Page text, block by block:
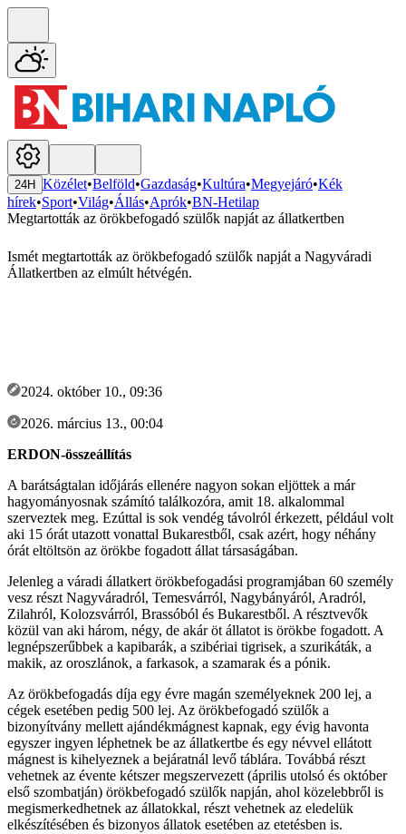
24H Közélet•Belföld•Gazdaság•Kultúra•Megyejáró•Kék
hírek•Sport•Világ•Állás•Aprók•BN-Hetilap
Megtartották az örökbefogadó szülők napját az állatkertben
Ismét megtartották az örökbefogadó szülők napját a Nagyváradi
Állatkertben az elmúlt hétvégén.
2024. október 10., 09:36
2026. március 13., 00:04
ERDON-összeállítás
A barátságtalan időjárás ellenére nagyon sokan eljöttek a már
hagyományosnak számító találkozóra, amit 18. alkalommal
szerveztek meg. Ezúttal is sok vendég távolról érkezett, például volt
aki 15 órát utazott vonattal Bukarestből, csak azért, hogy néhány
órát eltöltsön az örökbe fogadott állat társaságában.
Jelenleg a váradi állatkert örökbefogadási programjában 60 személy
vesz részt Nagyváradról, Temesvárról, Nagybányáról, Aradról,
Zilahról, Kolozsvárról, Brassóból és Bukarestből. A résztvevők
közül van aki három, négy, de akár öt állatot is örökbe fogadott. A
legnépszerűbbek a kapibarák, a szibériai tigrisek, a szurikáták, a
makik, az oroszlánok, a farkasok, a szamarak és a pónik.
Az örökbefogadás díja egy évre magán személyeknek 200 lej, a
cégek esetében pedig 500 lej. Az örökbefogadó szülők a
bizonyítvány mellett ajándékmágnest kapnak, egy évig havonta
egyszer ingyen léphetnek be az állatkertbe és egy névvel ellátott
mágnest is kihelyeznek a bejáratnál levő táblára. Továbbá részt
vehetnek az évente kétszer megszervezett (április utolsó és október
első szombatján) örökbefogadó szülők napján, ahol közelebbről is
megismerkedhetnek az állatokkal, részt vehetnek az eledelük
elkészítésében és bizonyos állatok esetében az etetésben is.